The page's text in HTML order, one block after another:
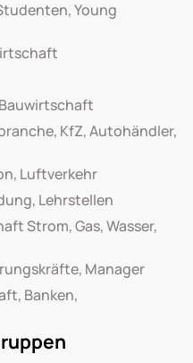
Young
KfZ, Autohändler,
Luftverkehr
Lehrstellen
Strom, Gas, Wasser,
Manager
Banken,